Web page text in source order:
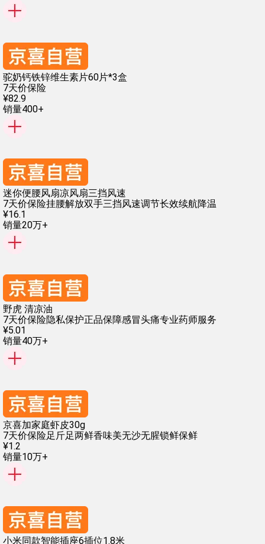
驼奶钙铁锌维生素片60片*3盒
7天价保险
¥82.9
销量400+
迷你便腰风扇凉风扇三挡风速
7天价保险挂腰解放双手三挡风速调节长效续航降温
¥16.1
销量20万+
野虎 清凉油
7天价保险隐私保护正品保障感冒头痛专业药师服务
¥5.01
销量40万+
京喜加家庭虾皮30g
7天价保险足斤足两鲜香味美无沙无腥锁鲜保鲜
¥1.2
销量10万+
小米同款智能插座6插位1.8米